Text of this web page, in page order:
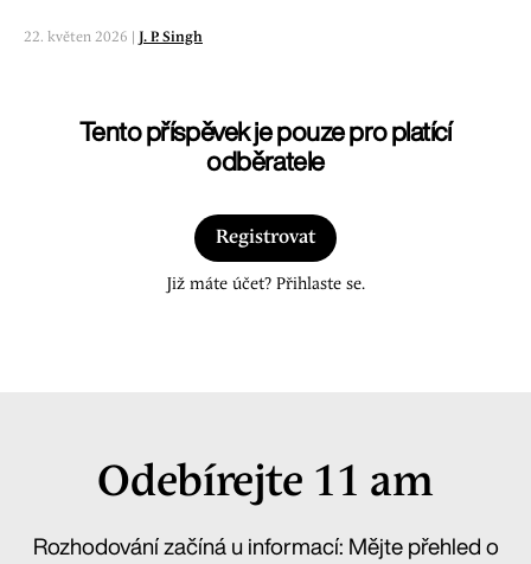
22. květen 2026 | J. P. Singh
Tento příspěvek je pouze pro platící
odběratele
Registrovat
Již máte účet? Přihlaste se.
Odebírejte 11 am
Rozhodování začíná u informací: Mějte přehled o